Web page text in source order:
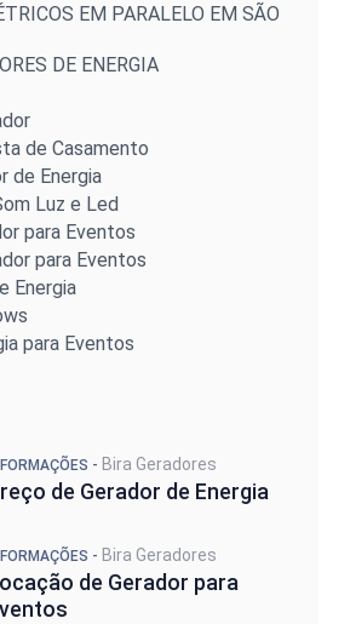
EM PARALELO EM SÃO
DE ENERGIA
de Casamento
de Energia
Luz e Led
para Eventos
para Eventos
Energia
para Eventos
- Bira Geradores
de Gerador de Energia
- Bira Geradores
de Gerador para